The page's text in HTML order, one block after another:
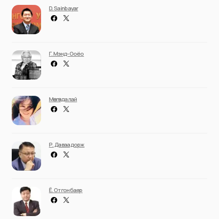
D. Sainbayar
Г. Мэнд-Ооёо
Мөнгөндалай
Р. Даваадорж
Ё. Отгонбаяр